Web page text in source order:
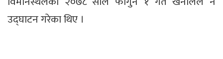
उद्घाटन गरेका थिए ।